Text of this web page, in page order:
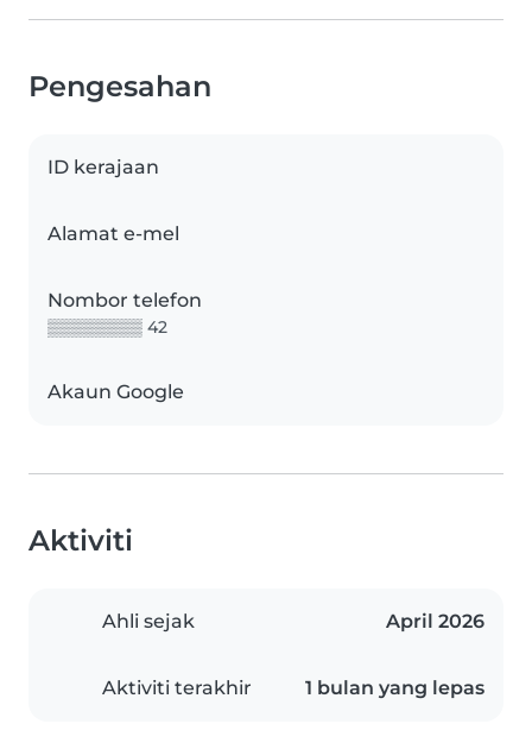
Pengesahan
ID kerajaan
Alamat e-mel
Nombor telefon
▒▒▒▒▒▒▒▒ 42
Akaun Google
Aktiviti
Ahli sejak April 2026
Aktiviti terakhir 1 bulan yang lepas